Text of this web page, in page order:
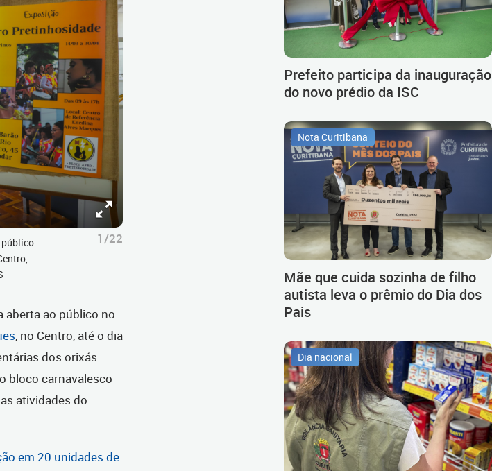
público
1/22
aberta ao público no
, no Centro, até o dia
dos orixás
bloco carnavalesco
atividades do
em 20 unidades de
Prefeito participa da inauguração
do novo prédio da ISC
Nota Curitibana
Mãe que cuida sozinha de filho
autista leva o prêmio do Dia dos
Pais
Dia nacional